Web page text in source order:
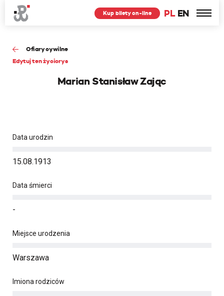
PL EN
Kup bilety on-line
Ofiary cywilne
Edytuj ten życiorys
Marian Stanisław Zając
Data urodzin
15.08.1913
Data śmierci
-
Miejsce urodzenia
Warszawa
Imiona rodziców